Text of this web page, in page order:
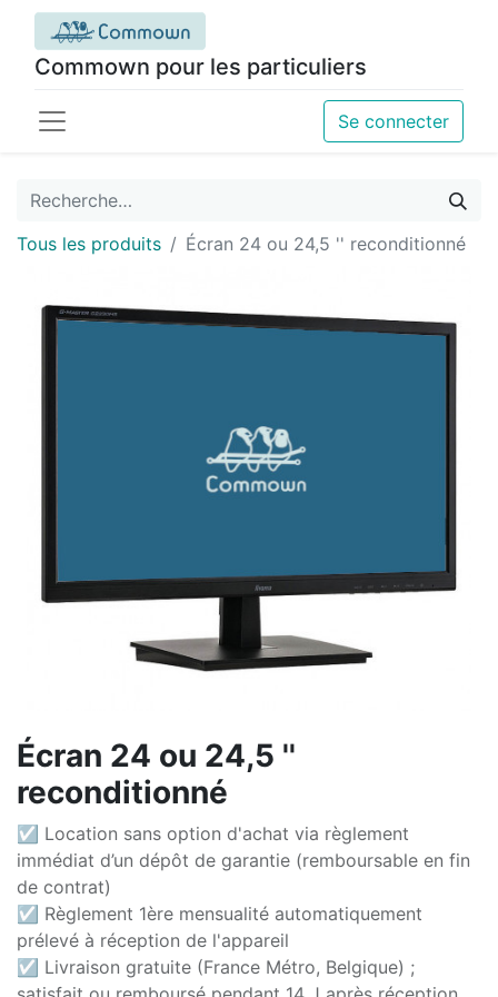
Commown pour les particuliers
Se connecter
Tous les produits Écran 24 ou 24,5 '' reconditionné
Écran 24 ou 24,5 ''
reconditionné
☑ Location sans option d'achat via règlement
immédiat d’un dépôt de garantie (remboursable en fin
de contrat)
☑ Règlement 1ère mensualité automatiquement
prélevé à réception de l'appareil
☑ Livraison gratuite (France Métro, Belgique) ;